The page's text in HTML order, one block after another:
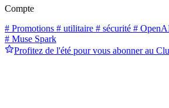
Compte
# Promotions # utilitaire # sécurité #
# Muse Spark
Profitez de l'été pour vous abonner au